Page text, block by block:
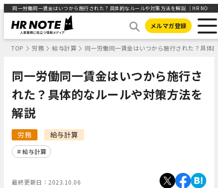
同一労働同一賃金はいつから施行された？具体的なルールや対策方法を解説 ｜HR NOTE
メルマガ登録
TOP 労務 給与計算 同一労働同一賃金はいつから施行された？具体
同一労働同一賃金はいつから施行さ
れた？具体的なルールや対策方法を
解説
労務 給与計算
給与計算
最終更新日： 2023.10.06